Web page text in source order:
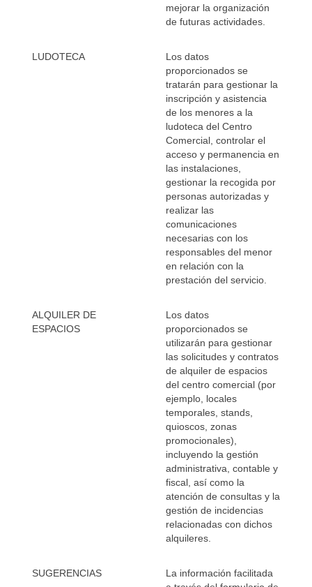
mejorar la organización
de futuras actividades.
LUDOTECA
Los datos
proporcionados se
tratarán para gestionar la
inscripción y asistencia
de los menores a la
ludoteca del Centro
Comercial, controlar el
acceso y permanencia en
las instalaciones,
gestionar la recogida por
personas autorizadas y
realizar las
comunicaciones
necesarias con los
responsables del menor
en relación con la
prestación del servicio.
ALQUILER DE
ESPACIOS
Los datos
proporcionados se
utilizarán para gestionar
las solicitudes y contratos
de alquiler de espacios
del centro comercial (por
ejemplo, locales
temporales, stands,
quioscos, zonas
promocionales),
incluyendo la gestión
administrativa, contable y
fiscal, así como la
atención de consultas y la
gestión de incidencias
relacionadas con dichos
alquileres.
SUGERENCIAS
La información facilitada